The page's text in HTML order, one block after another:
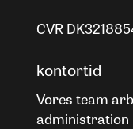
CVR
kontortid
Vores team
administration